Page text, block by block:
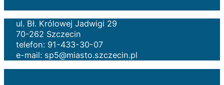
ul. Bł. Królowej Jadwigi 29
70-262 Szczecin
telefon: 91-433-30-07
e-mail: sp5@miasto.szczecin.pl